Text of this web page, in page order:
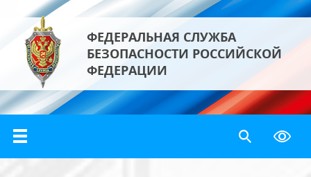
ФЕДЕРАЛЬНАЯ СЛУЖБА
БЕЗОПАСНОСТИ РОССИЙСКОЙ
ФЕДЕРАЦИИ